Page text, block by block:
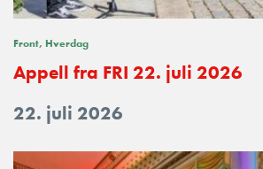
Front Hverdag
Appell fra FRI 22. juli 2026
22. juli 2026